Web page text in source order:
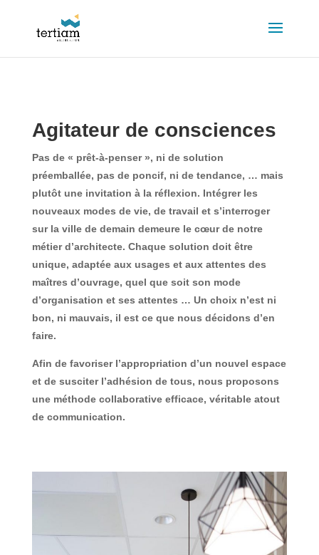
Agitateur de consciences
Pas de « prêt-à-penser », ni de solution
préemballée, pas de poncif, ni de tendance, … mais
plutôt une invitation à la réflexion. Intégrer les
nouveaux modes de vie, de travail et s’interroger
sur la ville de demain demeure le cœur de notre
métier d’architecte. Chaque solution doit être
unique, adaptée aux usages et aux attentes des
maîtres d’ouvrage, quel que soit son mode
d’organisation et ses attentes … Un choix n’est ni
bon, ni mauvais, il est ce que nous décidons d’en
faire.
Afin de favoriser l’appropriation d’un nouvel espace
et de susciter l’adhésion de tous, nous proposons
une méthode collaborative efficace, véritable atout
de communication.